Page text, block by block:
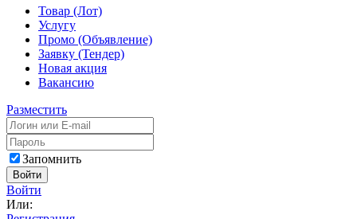
Товар (Лот)
Услугу
Промо (Объявление)
Заявку (Тендер)
Новая акция
Вакансию
Разместить
Запомнить
Войти
Войти
Или: